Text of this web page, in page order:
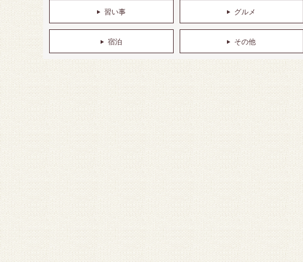
習い事 グルメ
宿泊 その他